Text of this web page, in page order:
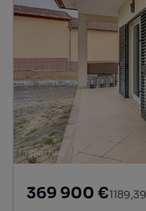
369 900 €